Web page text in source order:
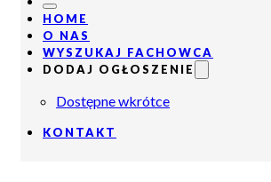
HOME
O NAS
WYSZUKAJ FACHOWCA
DODAJ OGŁOSZENIE
Dostępne wkrótce
KONTAKT